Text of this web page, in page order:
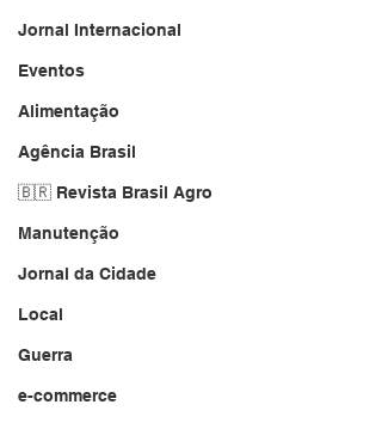
Jornal Internacional
Eventos
Alimentação
Agência Brasil
🇧🇷 Revista Brasil Agro
Manutenção
Jornal da Cidade
Local
Guerra
e-commerce